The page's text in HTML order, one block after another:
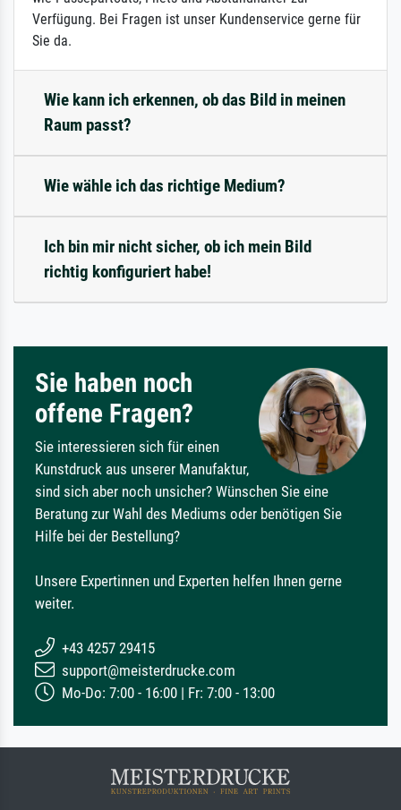
Verfügung. Bei Fragen ist unser Kundenservice gerne für
Sie da.
Wie kann ich erkennen, ob das Bild in meinen
Raum passt?
Wie wähle ich das richtige Medium?
Ich bin mir nicht sicher, ob ich mein Bild
richtig konfiguriert habe!
Sie haben noch
offene Fragen?
Sie interessieren sich für einen
Kunstdruck aus unserer Manufaktur,
sind sich aber noch unsicher? Wünschen Sie eine
Beratung zur Wahl des Mediums oder benötigen Sie
Hilfe bei der Bestellung?
Unsere Expertinnen und Experten helfen Ihnen gerne
weiter.
+43 4257 29415
support@meisterdrucke.com
Mo-Do: 7:00 - 16:00 | Fr: 7:00 - 13:00